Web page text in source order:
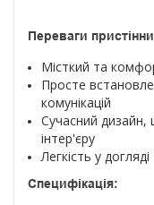
Переваги
Місткий та
Просте
комунікацій
Сучасний дизайн,
інтер'єру
Легкість у
Специфікація: